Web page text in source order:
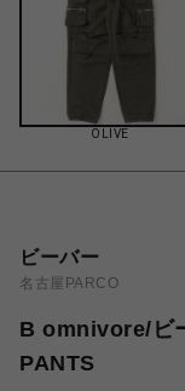
OLIVE
ビーバー
名古屋PARCO
B omnivore/ビ
PANTS